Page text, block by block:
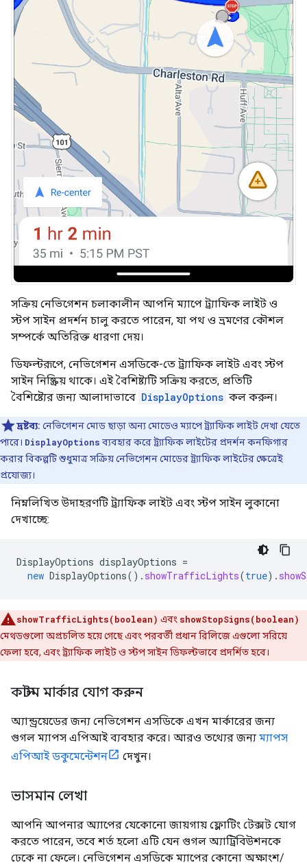
সক্রিয় নেভিগেশন চলাকালীন আপনি ম্যাপে ট্র্যাফিক লাইট ও
স্টপ সাইন প্রদর্শন চালু করতে পারেন, যা পথ ও ভ্রমণের কৌশল
সম্পর্কে অতিরিক্ত ধারণা দেয়।
ডিফল্টরূপে, নেভিগেশন এসডিকে-তে ট্র্যাফিক লাইট এবং স্টপ
সাইন নিষ্ক্রিয় থাকে। এই বৈশিষ্ট্যটি সক্রিয় করতে, প্রতিটি
বৈশিষ্ট্যের জন্য আলাদাভাবে DisplayOptions কল করুন।
দ্রষ্টব্য: নেভিগেশন মোড ছাড়া অন্য মোডেও ম্যাপে ট্র্যাফিক লাইট দেখা যেতে
পারে। DisplayOptions ব্যবহার করে ট্র্যাফিক লাইটের প্রদর্শন কনফিগার
করার বিকল্পটি শুধুমাত্র সক্রিয় নেভিগেশন মোডের ট্র্যাফিক লাইটের ক্ষেত্রেই
প্রযোজ্য।
নিম্নলিখিত উদাহরণটি ট্র্যাফিক লাইট এবং স্টপ সাইন লুকানো
দেখাচ্ছে:
DisplayOptions displayOptions =
new DisplayOptions(). showTrafficLights(true).
showTrafficLights(boolean) এবং showStopSigns(boolean)
মেথডগুলো অপ্রচলিত হয়ে গেছে এবং পরবর্তী প্রধান রিলিজে এগুলো সরিয়ে
ফেলা হবে, এবং ট্র্যাফিক লাইট ও স্টপ সাইন ডিফল্টভাবে প্রদর্শিত হবে।
কাস্টম মার্কার যোগ করুন
অ্যান্ড্রয়েডের জন্য নেভিগেশন এসডিকে এখন মার্কারের জন্য
গুগল ম্যাপস এপিআই ব্যবহার করে। আরও তথ্যের জন্য ম্যাপস
এপিআই ডকুমেন্টেশন
দেখুন।
ভাসমান লেখা
আপনি আপনার অ্যাপের যেকোনো জায়গায় ফ্লোটিং টেক্সট যোগ
করতে পারেন, তবে শর্ত হলো এটি যেন গুগল অ্যাট্রিবিউশনকে
ঢেকে না ফেলে। নেভিগেশন এসডিকে ম্যাপের কোনো অক্ষাংশ/